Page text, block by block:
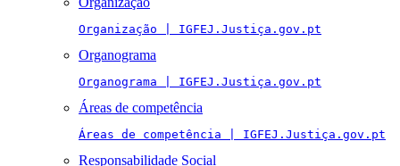
Organização | IGFEJ.Justiça.gov.pt
Organograma
Organograma | IGFEJ.Justiça.gov.pt
Áreas de competência
Áreas de competência | IGFEJ.Justiça.gov.pt
Responsabilidade Social